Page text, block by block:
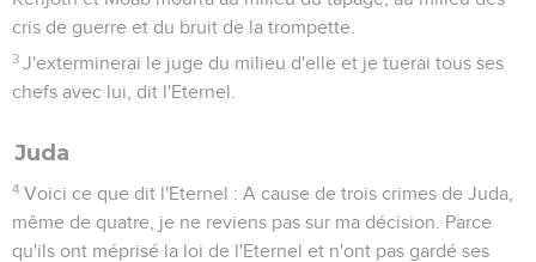
cris de guerre et du bruit de la trompette.
3 J'exterminerai le juge du milieu d'elle et je tuerai tous ses
chefs avec lui, dit l'Eternel.
Juda
4 Voici ce que dit l'Eternel : A cause de trois crimes de Juda,
même de quatre, je ne reviens pas sur ma décision. Parce
qu'ils ont méprisé la loi de l'Eternel et n'ont pas gardé ses